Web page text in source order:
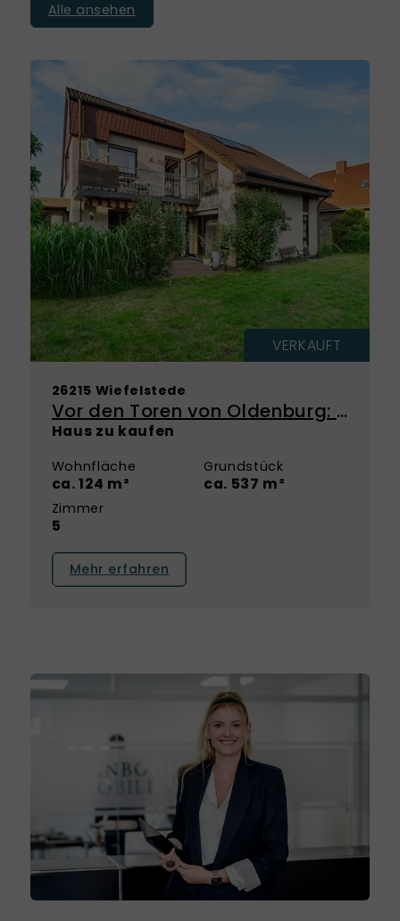
Alle ansehen
VERKAUFT
26215 Wiefelstede
Vor den Toren von Oldenburg: Einfamilienhaus in ruhiger Wohnlage von Metjendorf
Haus zu kaufen
Wohnfläche
ca. 124 m²
Grundstück
ca. 537 m²
Zimmer
5
Mehr erfahren